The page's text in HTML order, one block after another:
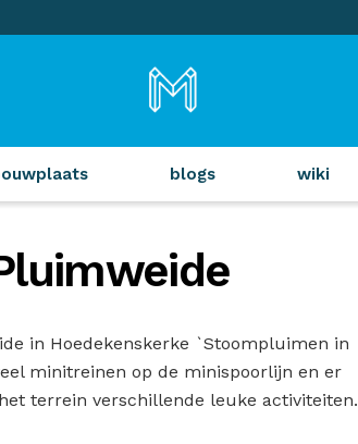
blogs wiki
in Hoedekenskerke `Stoompluimen in
minitreinen op de minispoorlijn en er
terrein verschillende leuke activiteiten.